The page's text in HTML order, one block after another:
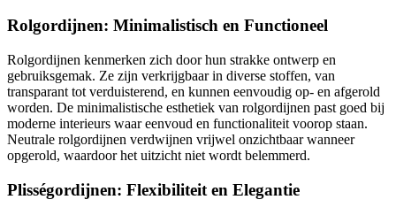
Rolgordijnen: Minimalistisch en Functioneel
Rolgordijnen kenmerken zich door hun strakke ontwerp en
gebruiksgemak. Ze zijn verkrijgbaar in diverse stoffen, van
transparant tot verduisterend, en kunnen eenvoudig op- en afgerold
worden. De minimalistische esthetiek van rolgordijnen past goed bij
moderne interieurs waar eenvoud en functionaliteit voorop staan.
Neutrale rolgordijnen verdwijnen vrijwel onzichtbaar wanneer
opgerold, waardoor het uitzicht niet wordt belemmerd.
Plisségordijnen: Flexibiliteit en Elegantie